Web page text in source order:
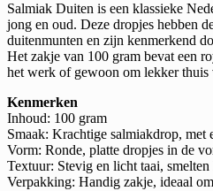
Salmiak Duiten is een klassieke
jong en oud. Deze dropjes hebben
duitenmunten en zijn kenmerkend
Het zakje van 100 gram bevat een
het werk of gewoon om lekker thuis
Kenmerken
Inhoud: 100 gram
Smaak: Krachtige salmiakdrop, met
Vorm: Ronde, platte dropjes in de
Textuur: Stevig en licht taai,
Verpakking: Handig zakje, ideaal